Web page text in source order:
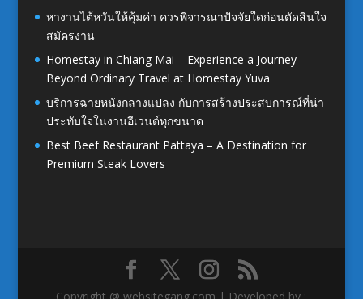
หางานไต้หวันให้คุ้มค่า ควรพิจารณาปัจจัยใดก่อนตัดสินใจ
สมัครงาน
Homestay in Chiang Mai – Experience a Journey
Beyond Ordinary Travel at Homestay Yuva
บริการฉายหนังกลางแปลง กับการสร้างประสบการณ์ที่น่า
ประทับใจในงานอีเวนต์ทุกขนาด
Best Beef Restaurant Pattaya – A Destination for
Premium Steak Lovers
Copyright @ websitegang.com | Developed by :